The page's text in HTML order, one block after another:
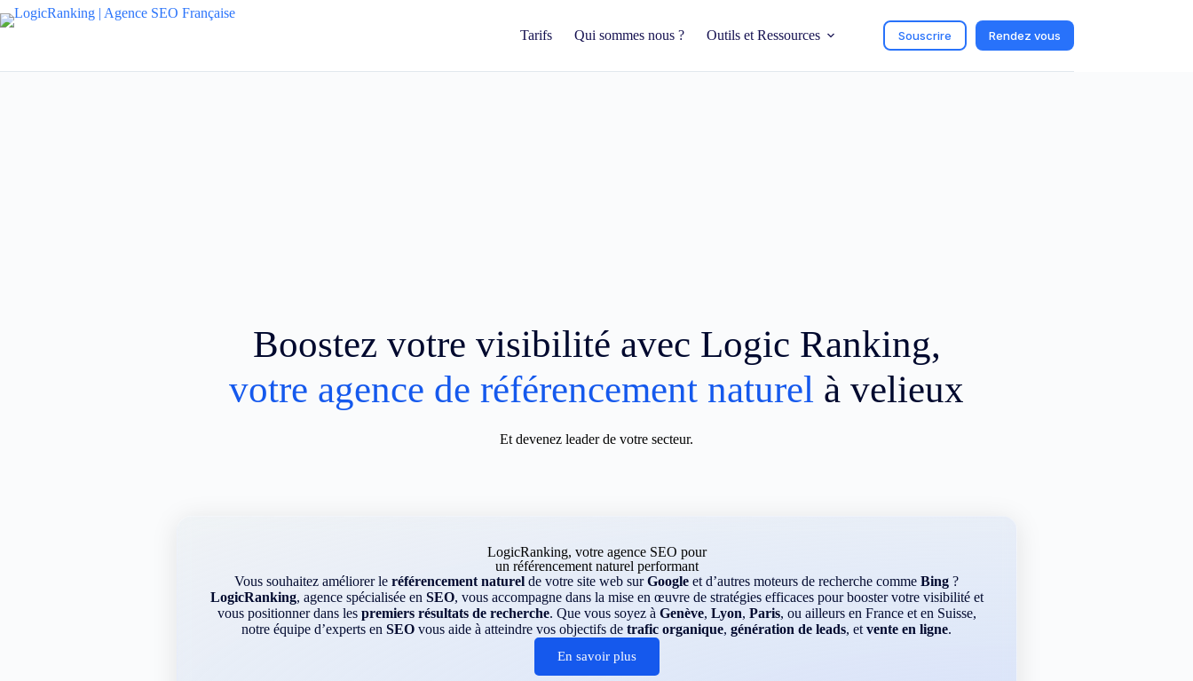
Tarifs Qui sommes nous ? Outils et Ressources Souscrire Rendez vous
Boostez votre visibilité avec Logic Ranking,
votre agence de référencement naturel à velieux
Et devenez leader de votre secteur.
LogicRanking, votre agence SEO pour
un référencement naturel performant
Vous souhaitez améliorer le référencement naturel de votre site web surGoogle et d’autres moteurs de recherche comme Bing ?
LogicRanking, agence spécialisée en SEO, vous accompagne dans la mise en œuvre de stratégies efficaces pour booster votre visibilité et
vous positionner dans les premiers résultats de recherche. Que vous soyez à Genève, Lyon, Paris, ou ailleurs en France et en Suisse,
notre équipe d’experts en SEO vous aide à atteindre vos objectifs de trafic organique, génération de leads, et vente en ligne.
En savoir plus